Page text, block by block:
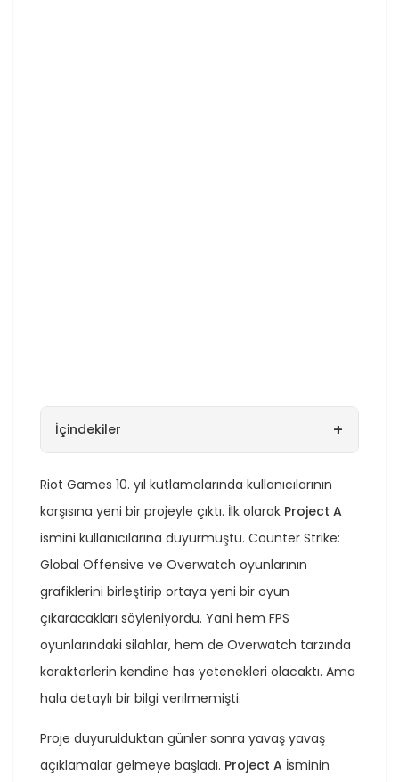
İçindekiler +
Riot Games 10. yıl kutlamalarında kullanıcılarının
karşısına yeni bir projeyle çıktı. İlk olarak Project A
ismini kullanıcılarına duyurmuştu. Counter Strike:
Global Offensive ve Overwatch oyunlarının
grafiklerini birleştirip ortaya yeni bir oyun
çıkaracakları söyleniyordu. Yani hem FPS
oyunlarındaki silahlar, hem de Overwatch tarzında
karakterlerin kendine has yetenekleri olacaktı. Ama
hala detaylı bir bilgi verilmemişti.
Proje duyurulduktan günler sonra yavaş yavaş
açıklamalar gelmeye başladı. Project A İsminin